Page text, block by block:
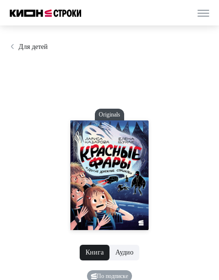
Для детей
Книга Аудио
По подписке
Originals